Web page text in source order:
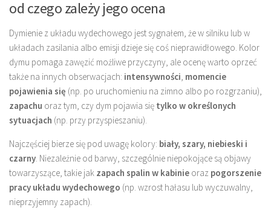
od czego zależy jego ocena
Dymienie z układu wydechowego jest sygnałem, że w silniku lub w
układach zasilania albo emisji dzieje się coś nieprawidłowego. Kolor
dymu pomaga zawęzić możliwe przyczyny, ale ocenę warto oprzeć
także na innych obserwacjach: intensywności momencie
pojawienia się (np. po uruchomieniu na zimno albo po rozgrzaniu),
zapachu oraz tym, czy dym pojawia się tylko w określonych
sytuacjach (np. przy przyspieszaniu).
Najczęściej bierze się pod uwagę kolory: biały, szary, niebieski i
czarny . Niezależnie od barwy, szczególnie niepokojące są objawy
towarzyszące, takie jak zapach spalin w kabinie oraz pogorszenie
pracy układu wydechowego (np. wzrost hałasu lub wyczuwalny,
nieprzyjemny zapach).